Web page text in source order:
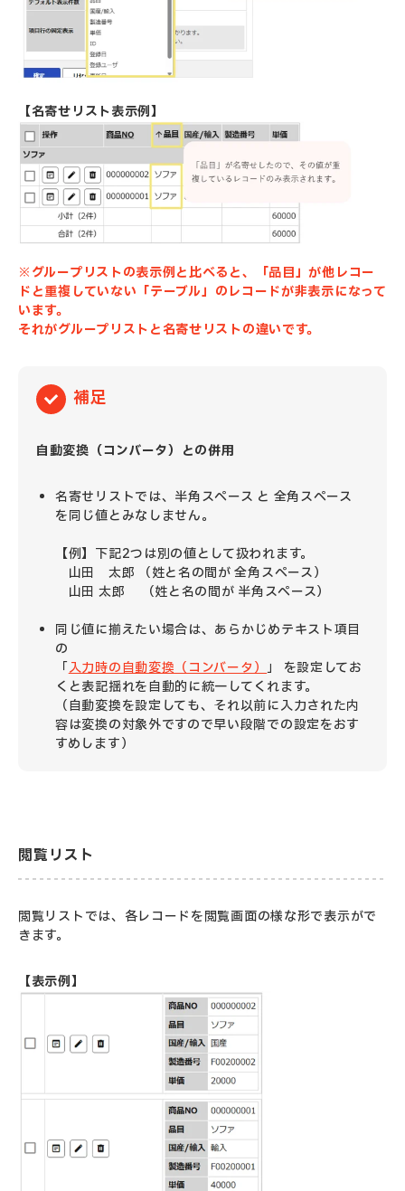
【名寄せリスト表示例】
※グループリストの表示例と比べると、「品目」が他レコー
ドと重複していない 「テーブル」のレコードが非表示になって
います。
それがグループリストと名寄せリストの違いです。
補足
自動変換（コンバータ）との併用
名寄せリストでは、半角スペース と 全角スペース
を同じ値とみなしません。
【例】下記2つは別の値として扱われます。
山田 太郎 （姓と名の間が 全角スペース）
山田 太郎 （姓と名の間が 半角スペース）
同じ値に揃えたい場合は、あらかじめテキスト項目
の
「入力時の自動変換（コンバータ）」 を設定してお
くと表記揺れを自動的に統一してくれます。
（自動変換を設定しても、それ以前に入力された内
容は変換の対象外ですので早い段階での設定をおす
すめします）
閲覧リスト
閲覧リストでは、各レコードを閲覧画面の様な形で表示がで
きます。
【表示例】